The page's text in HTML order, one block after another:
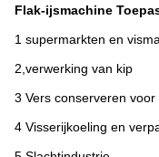
Flak-ijsmachine
1 supermarkten en
2,verwerking van kip
3 Vers conserveren
4 Visserijkoeling en